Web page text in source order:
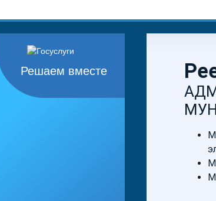
Решаем вместе